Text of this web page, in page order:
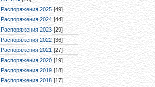
Распоряжения 2025 [49]
Распоряжения 2024 [44]
Распоряжения 2023 [29]
Распоряжения 2022 [36]
Распоряжения 2021 [27]
Распоряжения 2020 [19]
Распоряжения 2019 [18]
Распоряжения 2018 [17]